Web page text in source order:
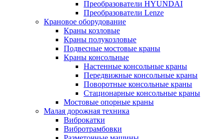
Преобразователи HYUNDAI
Преобразователи Lenze
Крановое оборудование
Краны козловые
Краны полукозловые
Подвесные мостовые краны
Краны консольные
Настенные консольные краны
Передвижные консольные краны
Поворотные консольные краны
Стационарные консольные краны
Мостовые опорные краны
Малая дорожная техника
Виброкатки
Вибротрамбовки